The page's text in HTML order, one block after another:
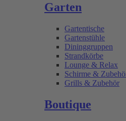
Garten
Gartentische
Gartenstühle
Dininggruppen
Strandkörbe
Lounge & Relax
Schirme &
Grills & Zubehör
Boutique